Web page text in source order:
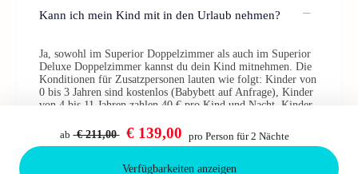
Kann ich mein Kind mit in den Urlaub nehmen?
Ja, sowohl im Superior Doppelzimmer als auch im Superior
Deluxe Doppelzimmer kannst du dein Kind mitnehmen. Die
Konditionen für Zusatzpersonen lauten wie folgt: Kinder von
0 bis 3 Jahren sind kostenlos (Babybett auf Anfrage), Kinder
von 4 bis 11 Jahren zahlen 40 € pro Kind und Nacht, Kinder
Personen über 18 Jahre zahlen 60,00 € pro Person und Nacht.
ab € 211,00 € 139,00 pro Person für 2 Nächte
Verfügbarkeiten anzeigen